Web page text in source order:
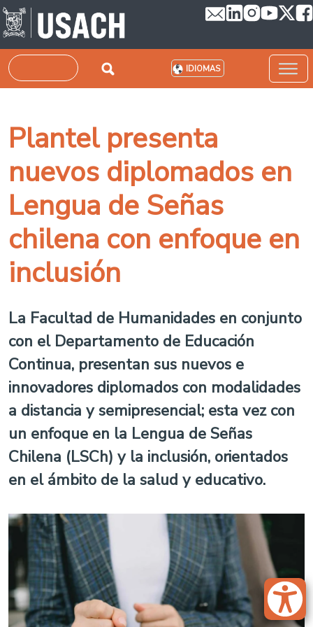
Pasar al contenido principal
Buscar IDIOMAS
Plantel presenta
nuevos diplomados en
Lengua de Señas
chilena con enfoque en
inclusión
La Facultad de Humanidades en conjunto
con el Departamento de Educación
Continua, presentan sus nuevos e
innovadores diplomados con modalidades
a distancia y semipresencial; esta vez con
un enfoque en la Lengua de Señas
Chilena (LSCh) y la inclusión, orientados
en el ámbito de la salud y educativo.